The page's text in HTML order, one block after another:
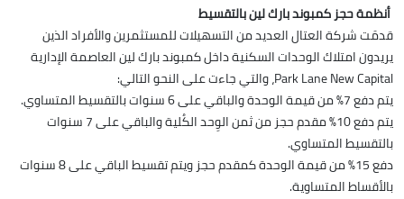
أنظمة حجز كمبوند بارك لين بالتقسيط
قدمَت شركة العتال العديد من التسهيلات للمستثمرين والأفراد الذين
يريدون امتلاك الوحدات السكنية داخل كمبوند بارك لين العاصمة الإدارية
Park Lane New Capital، والتي جاءت على النحو التالي:
يتم دفع 7% من قيمة الوحدة والباقي على 6 سنوات بالتقسيط المتساوي.
يتم دفع 10% مقدم حجز من ثمن الوِحد الكُلية والباقي على 7 سنوات
بالتقسيط المتساوي.
دفع 15% من قيمة الوحدة كمقدم حجز ويتم تقسيط الباقي على 8 سنوات
بالأقساط المتساوية.